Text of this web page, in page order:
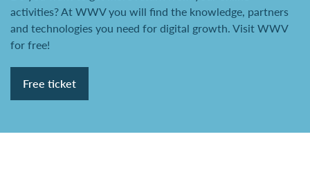
activities? At WWV you will find the knowledge, partners
and technologies you need for digital growth. Visit WWV
for free!
Free ticket